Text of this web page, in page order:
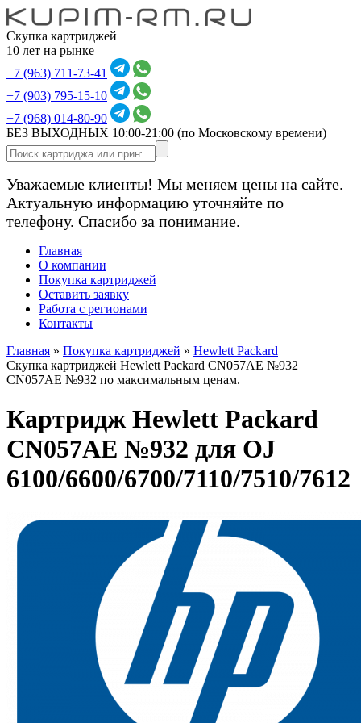
Скупка картриджей
10 лет на рынке
+7 (963) 711-73-41
+7 (903) 795-15-10
+7 (968) 014-80-90
БЕЗ ВЫХОДНЫХ 10:00-21:00 (по Московскому времени)
Уважаемые клиенты! Мы меняем цены на сайте.
Актуальную информацию уточняйте по
телефону. Спасибо за понимание.
Главная
О компании
Покупка картриджей
Оставить заявку
Работа с регионами
Контакты
Главная » Покупка картриджей » Hewlett Packard
Скупка картриджей Hewlett Packard CN057AE №932
CN057AE №932 по максимальным ценам.
Картридж Hewlett Packard
CN057AE №932 для OJ
6100/6600/6700/7110/7510/7612